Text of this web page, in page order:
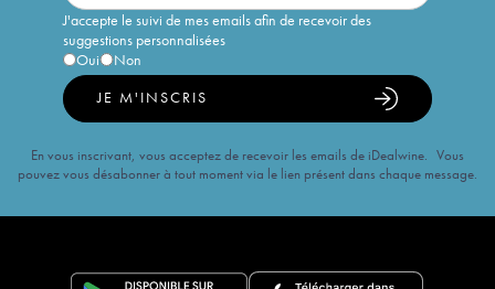
J'accepte le suivi de mes emails afin de recevoir des
suggestions personnalisées
Oui
Non
JE M'INSCRIS
En vous inscrivant, vous acceptez de recevoir les emails de iDealwine. Vous
pouvez vous désabonner à tout moment via le lien présent dans chaque message.